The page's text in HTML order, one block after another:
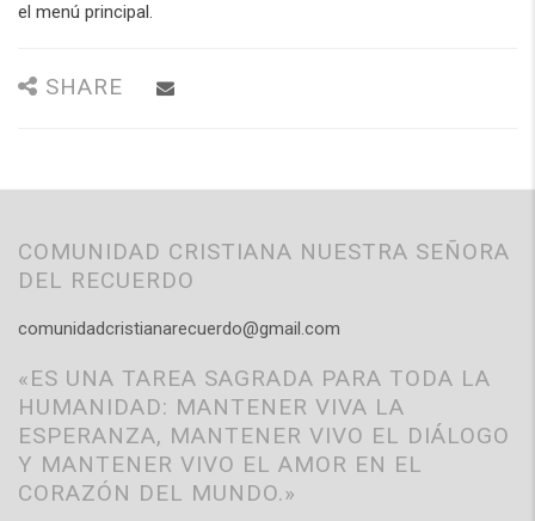
el menú principal.
SHARE
COMUNIDAD CRISTIANA NUESTRA SEÑORA
DEL RECUERDO
comunidadcristianarecuerdo@gmail.com
«ES UNA TAREA SAGRADA PARA TODA LA
HUMANIDAD: MANTENER VIVA LA
ESPERANZA, MANTENER VIVO EL DIÁLOGO
Y MANTENER VIVO EL AMOR EN EL
CORAZÓN DEL MUNDO.»